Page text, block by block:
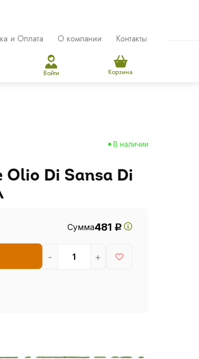
и Оплата О компании Контакты
Войти Корзина
В наличии
Olio Di Sansa Di
Сумма481 Р
- +